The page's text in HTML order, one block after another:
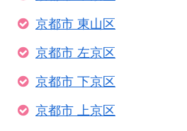
京都市 東山区
京都市 左京区
京都市 下京区
京都市 上京区